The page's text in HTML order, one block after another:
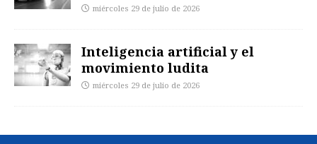
miércoles 29 de julio de 2026
Inteligencia artificial y el
movimiento ludita
miércoles 29 de julio de 2026